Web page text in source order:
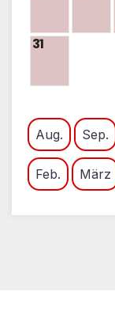
31
Aug. Sep.
Feb. März